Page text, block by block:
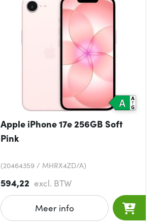
Apple iPhone 17e 256GB Soft
Pink
(20464359 / MHRX4ZD/A)
594,22 excl. BTW
Meer info